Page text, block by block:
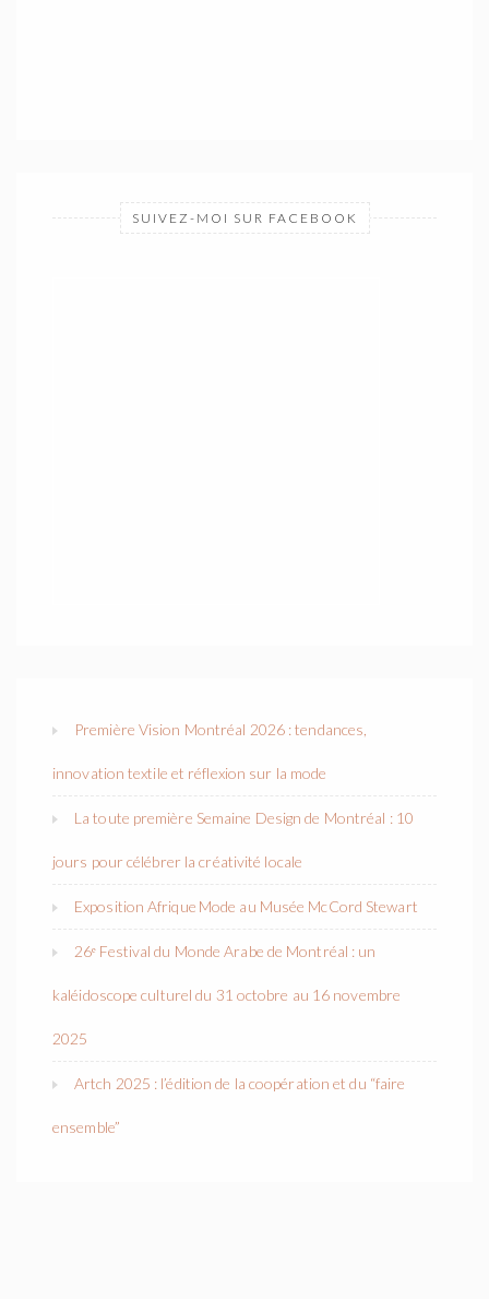
SUIVEZ-MOI SUR FACEBOOK
Première Vision Montréal 2026 : tendances,
innovation textile et réflexion sur la mode
La toute première Semaine Design de Montréal : 10
jours pour célébrer la créativité locale
Exposition Afrique Mode au Musée McCord Stewart
26ᵉ Festival du Monde Arabe de Montréal : un
kaléidoscope culturel du 31 octobre au 16 novembre
2025
Artch 2025 : l’édition de la coopération et du “faire
ensemble”